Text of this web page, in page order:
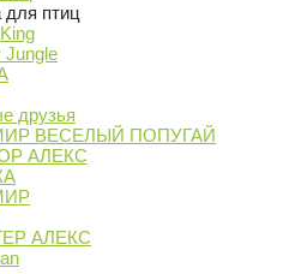
для птиц
Jungle
друзья
ВЕСЕЛЫЙ ПОПУГАЙ
АЛЕКС
АЛЕКС